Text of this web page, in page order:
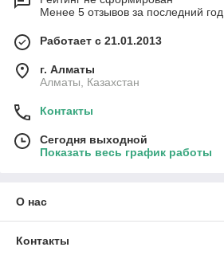
Менее 5 отзывов за последний год
Работает с 21.01.2013
г. Алматы
Алматы, Казахстан
Контакты
Сегодня выходной
Показать весь график работы
О нас
Контакты